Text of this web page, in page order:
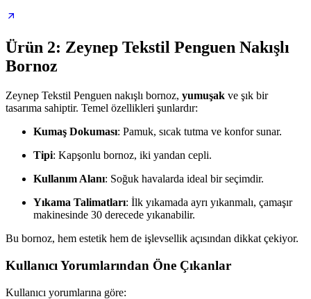
Ürün 2: Zeynep Tekstil Penguen Nakışlı
Bornoz
Zeynep Tekstil Penguen nakışlı bornoz, yumuşak ve şık bir
tasarıma sahiptir. Temel özellikleri şunlardır:
Kumaş Dokuması: Pamuk, sıcak tutma ve konfor sunar.
Tipi: Kapşonlu bornoz, iki yandan cepli.
Kullanım Alanı: Soğuk havalarda ideal bir seçimdir.
Yıkama Talimatları: İlk yıkamada ayrı yıkanmalı, çamaşır
makinesinde 30 derecede yıkanabilir.
Bu bornoz, hem estetik hem de işlevsellik açısından dikkat çekiyor.
Kullanıcı Yorumlarından Öne Çıkanlar
Kullanıcı yorumlarına göre: